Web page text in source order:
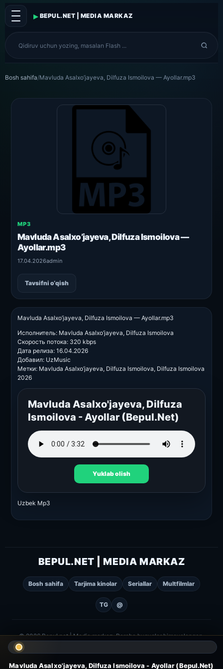
▸ BEPUL.NET | MEDIA MARKAZ
Bosh sahifa/Mavluda Asalxo’jayeva, Dilfuza Ismoilova — Ayollar.mp3
MP3
Mavluda Asalxo’jayeva, Dilfuza Ismoilova —
Ayollar.mp3
17.04.2026admin
Tavsifni o‘qish
Mavluda Asalxo’jayeva, Dilfuza Ismoilova — Ayollar.mp3
Исполнитель: Mavluda Asalxo’jayeva, Dilfuza Ismoilova
Скорость потока: 320 kbps
Дата релиза: 16.04.2026
Добавил: UzMusic
Метки: Mavluda Asalxo’jayeva, Dilfuza Ismoilova, Dilfuza Ismoilova
2026
Mavluda Asalxo'jayeva, Dilfuza
Ismoilova - Ayollar (Bepul.Net)
Yuklab olish
Uzbek Mp3
BEPUL.NET | MEDIA MARKAZ
Bosh sahifa Tarjima kinolar Seriallar Multfilmlar
TG @
© 2026 Bepul.net | Media markaz. Barcha huquqlar himoyalangan.
Mavluda Asalxo'jayeva, Dilfuza Ismoilova - Ayollar (Bepul.Net)